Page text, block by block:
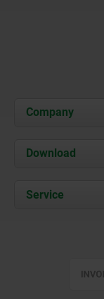
Company
About us
Contact
Download
Service